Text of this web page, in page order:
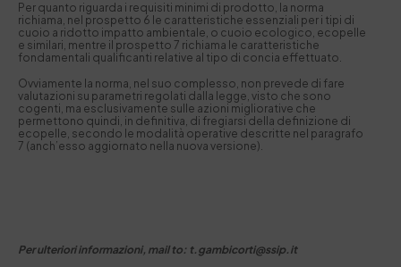
Per quanto riguarda i requisiti minimi di prodotto, la norma
richiama, nel prospetto 6 le caratteristiche essenziali per i tipi di
cuoio a ridotto impatto ambientale, o cuoio ecologico, ecopelle
e similari, mentre il prospetto 7 richiama le caratteristiche
fondamentali qualificanti relative al tipo di concia effettuato.
Ovviamente la norma, nel suo complesso, non prevede di fare
valutazioni su parametri regolati dalla legge, visto che sono
cogenti, ma esclusivamente sulle azioni migliorative che
permettono quindi, in definitiva, di fregiarsi della definizione di
ecopelle, secondo le modalità operative descritte nel paragrafo
7 (anch’esso aggiornato nella nuova versione).
Per ulteriori informazioni, mail to: t.gambicorti@ssip.it